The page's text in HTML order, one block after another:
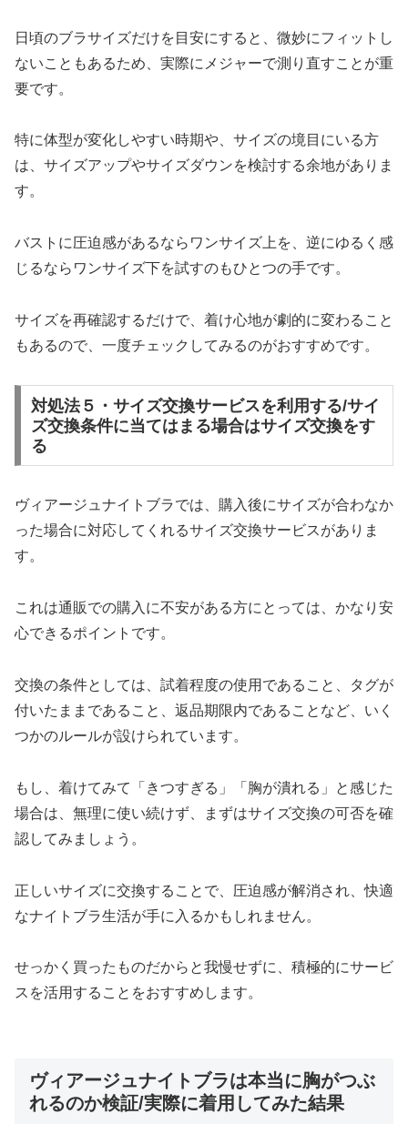
日頃のブラサイズだけを目安にすると、微妙にフィットし
ないこともあるため、実際にメジャーで測り直すことが重
要です。
特に体型が変化しやすい時期や、サイズの境目にいる方
は、サイズアップやサイズダウンを検討する余地がありま
す。
バストに圧迫感があるならワンサイズ上を、逆にゆるく感
じるならワンサイズ下を試すのもひとつの手です。
サイズを再確認するだけで、着け心地が劇的に変わること
もあるので、一度チェックしてみるのがおすすめです。
対処法５・サイズ交換サービスを利用する/サイ
ズ交換条件に当てはまる場合はサイズ交換をす
る
ヴィアージュナイトブラでは、購入後にサイズが合わなか
った場合に対応してくれるサイズ交換サービスがありま
す。
これは通販での購入に不安がある方にとっては、かなり安
心できるポイントです。
交換の条件としては、試着程度の使用であること、タグが
付いたままであること、返品期限内であることなど、いく
つかのルールが設けられています。
もし、着けてみて「きつすぎる」「胸が潰れる」と感じた
場合は、無理に使い続けず、まずはサイズ交換の可否を確
認してみましょう。
正しいサイズに交換することで、圧迫感が解消され、快適
なナイトブラ生活が手に入るかもしれません。
せっかく買ったものだからと我慢せずに、積極的にサービ
スを活用することをおすすめします。
ヴィアージュナイトブラは本当に胸がつぶ
れるのか検証/実際に着用してみた結果